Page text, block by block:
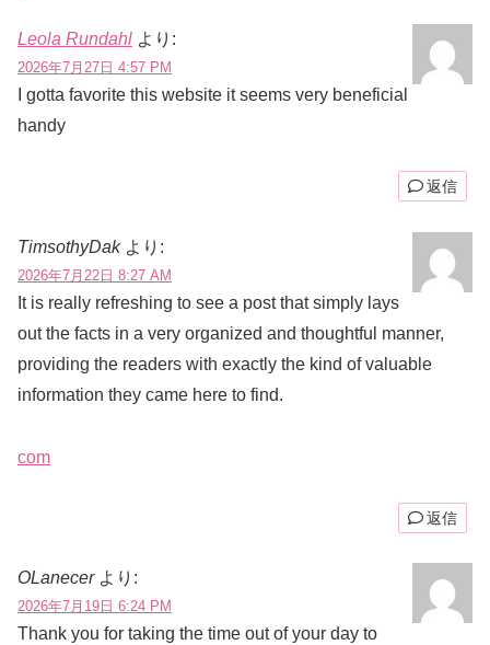
Leola Rundahl より:
2026年7月27日 4:57 PM
I gotta favorite this website it seems very beneficial
handy
返信
TimsothyDak より:
2026年7月22日 8:27 AM
It is really refreshing to see a post that simply lays
out the facts in a very organized and thoughtful manner,
providing the readers with exactly the kind of valuable
information they came here to find.
com
返信
OLanecer より:
2026年7月19日 6:24 PM
Thank you for taking the time out of your day to